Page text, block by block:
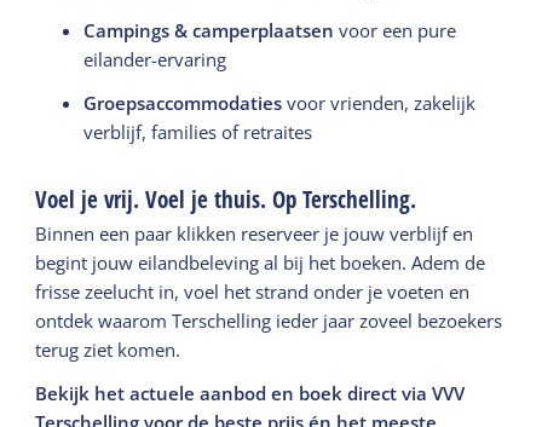
Campings & camperplaatsen voor een pure
eilander-ervaring
Groepsaccommodaties voor vrienden, zakelijk
verblijf, families of retraites
Voel je vrij. Voel je thuis. Op Terschelling.
Binnen een paar klikken reserveer je jouw verblijf en
begint jouw eilandbeleving al bij het boeken. Adem de
frisse zeelucht in, voel het strand onder je voeten en
ontdek waarom Terschelling ieder jaar zoveel bezoekers
terug ziet komen.
Bekijk het actuele aanbod en boek direct via VVV
Terschelling voor de beste prijs én het meeste